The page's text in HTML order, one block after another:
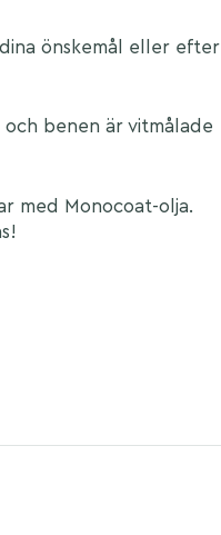
önskemål eller efter
benen är vitmålade
med Monocoat-olja.